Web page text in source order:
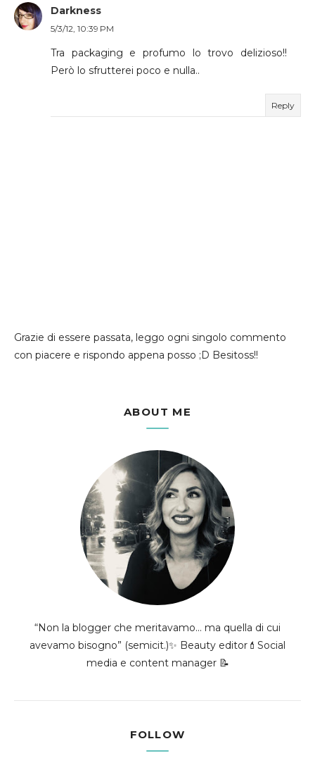
Darkness
5/3/12, 10:39 PM
Tra packaging e profumo lo trovo delizioso!!
Però lo sfrutterei poco e nulla..
Reply
Grazie di essere passata, leggo ogni singolo commento
con piacere e rispondo appena posso ;D Besitoss!!
ABOUT ME
“Non la blogger che meritavamo... ma quella di cui
avevamo bisogno” (semicit.)✨ Beauty editor💄Social
media e content manager 📝
FOLLOW